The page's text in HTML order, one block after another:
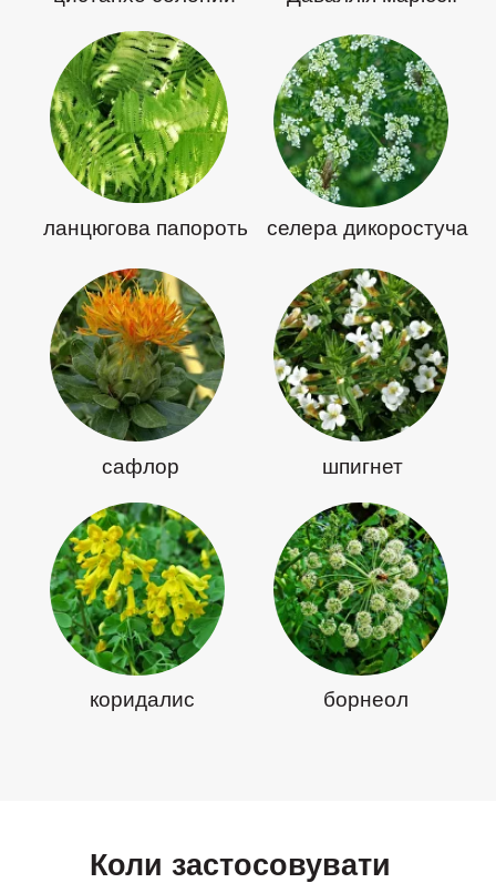
шпигнет
селера дикоростуча
сафлор
коридалис борнеол
ланцюгова папороть
Коли застосовувати